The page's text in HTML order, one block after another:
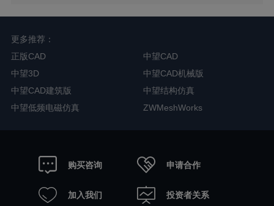
更多推荐：
正版CAD
中望CAD
中望3D
中望CAD机械版
中望CAD建筑版
中望结构仿真
中望低频电磁仿真
ZWMeshWorks
购买咨询 申请合作
加入我们 投资者关系